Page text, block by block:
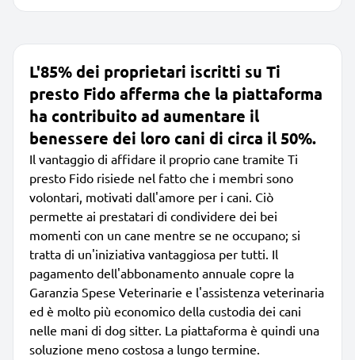
L'85% dei proprietari iscritti su Ti
presto Fido afferma che la piattaforma
ha contribuito ad aumentare il
benessere dei loro cani di circa il 50%.
Il vantaggio di affidare il proprio cane tramite Ti
presto Fido risiede nel fatto che i membri sono
volontari, motivati dall'amore per i cani. Ciò
permette ai prestatari di condividere dei bei
momenti con un cane mentre se ne occupano; si
tratta di un'iniziativa vantaggiosa per tutti. Il
pagamento dell'abbonamento annuale copre la
Garanzia Spese Veterinarie e l'assistenza veterinaria
ed è molto più economico della custodia dei cani
nelle mani di dog sitter. La piattaforma è quindi una
soluzione meno costosa a lungo termine.